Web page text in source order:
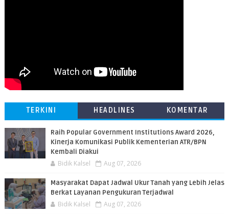
TERKINI HEADLINES KOMENTAR
Raih Popular Government Institutions Award 2026,
Kinerja Komunikasi Publik Kementerian ATR/BPN
Kembali Diakui
Bidik Kalsel Aug 07, 2026
Masyarakat Dapat Jadwal Ukur Tanah yang Lebih Jelas
Berkat Layanan Pengukuran Terjadwal
Bidik Kalsel Aug 07, 2026